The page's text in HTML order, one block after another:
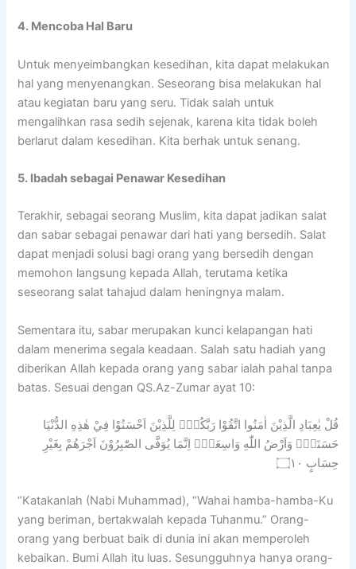
4. Mencoba Hal Baru
Untuk menyeimbangkan kesedihan, kita dapat melakukan
hal yang menyenangkan. Seseorang bisa melakukan hal
atau kegiatan baru yang seru. Tidak salah untuk
mengalihkan rasa sedih sejenak, karena kita tidak boleh
berlarut dalam kesedihan. Kita berhak untuk senang.
5. Ibadah sebagai Penawar Kesedihan
Terakhir, sebagai seorang Muslim, kita dapat jadikan salat
dan sabar sebagai penawar dari hati yang bersedih. Salat
dapat menjadi solusi bagi orang yang bersedih dengan
memohon langsung kepada Allah, terutama ketika
seseorang salat tahajud dalam heningnya malam.
Sementara itu, sabar merupakan kunci kelapangan hati
dalam menerima segala keadaan. Salah satu hadiah yang
diberikan Allah kepada orang yang sabar ialah pahal tanpa
batas. Sesuai dengan QS.Az-Zumar ayat 10:
قُلْ يٰعِبَادِ الَّذِيْنَ اٰمَنُوا اتَّقُوْا رَبَّكُمْۗ لِلَّذِيْنَ اَحْسَنُوْا فِيْ هٰذِهِ الدُّنْيَا
حَسَنَةٌۗ وَاَرْضُ اللّٰهِ وَاسِعَةٌۗ اِنَّمَا يُوَفَّى الصّٰبِرُوْنَ اَجْرَهُمْ بِغَيْرِ
حِسَابٍ ۝١٠
“Katakanlah (Nabi Muhammad), “Wahai hamba-hamba-Ku
yang beriman, bertakwalah kepada Tuhanmu.” Orang-
orang yang berbuat baik di dunia ini akan memperoleh
kebaikan. Bumi Allah itu luas. Sesungguhnya hanya orang-